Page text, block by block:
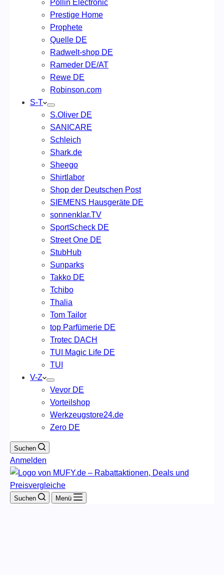
Pollin Electronic
Prestige Home
Prophete
Quelle DE
Radwelt-shop DE
Rameder DE/AT
Rewe DE
Robinson.com
S-T
S.Oliver DE
SANICARE
Schleich
Shark.de
Sheego
Shirtlabor
Shop der Deutschen Post
SIEMENS Hausgeräte DE
sonnenklar.TV
SportScheck DE
Street One DE
StubHub
Sunparks
Takko DE
Tchibo
Thalia
Tom Tailor
top Parfümerie DE
Trotec DACH
TUI Magic Life DE
TUI
V-Z
Vevor DE
Vorteilshop
Werkzeugstore24.de
Zero DE
Suchen
Anmelden
Suchen Menü